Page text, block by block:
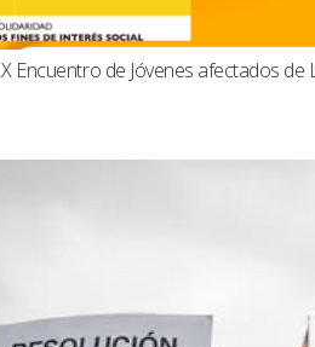
X Encuentro de Jóvenes afectados